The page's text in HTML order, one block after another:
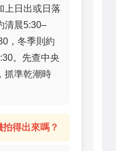
上日出或日落
清晨5:30–
，冬季則約
。先查中央
抓準乾潮時
得出來嗎？